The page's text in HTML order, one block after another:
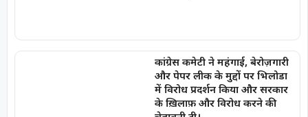
कांग्रेस कमेटी ने महंगाई, बेरोज़गारी
और पेपर लीक के मुद्दों पर भिलोडा
में विरोध प्रदर्शन किया और सरकार
के ख़िलाफ़ और विरोध करने की